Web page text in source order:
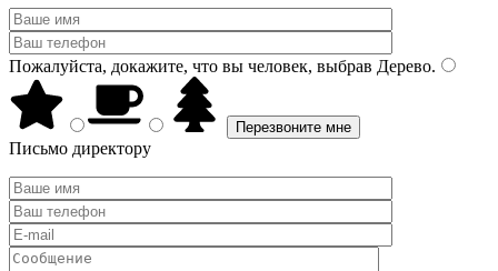
Пожалуйста, докажите, что вы человек, выбрав Дерево.
Письмо директору